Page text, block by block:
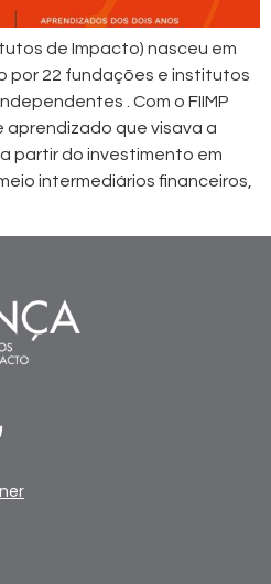
de Impacto) nasceu em
por 22 fundações e institutos
. Com o FIIMP
aprendizado que visava a
partir do investimento em
intermediários financeiros,